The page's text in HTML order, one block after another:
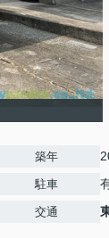
築年
駐車
交通